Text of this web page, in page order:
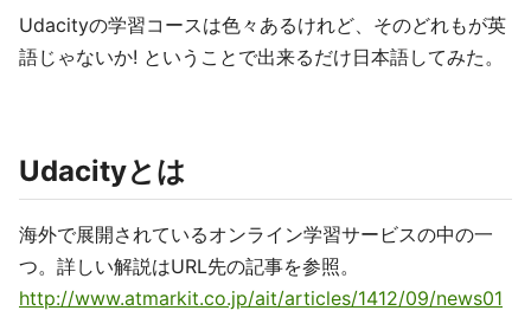
Udacityの学習コースは色々あるけれど、そのどれもが英
語じゃないか! ということで出来るだけ日本語してみた。
Udacityとは
海外で展開されているオンライン学習サービスの中の一
つ。詳しい解説はURL先の記事を参照。
http://www.atmarkit.co.jp/ait/articles/1412/09/news01